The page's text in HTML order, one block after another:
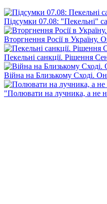
Підсумки 07.08: "Пекельні"
Вторгнення Росії в Україну.
Пекельні санкції. Рішення
Війна на Близькому Сході.
"Полювати на лучника, а не